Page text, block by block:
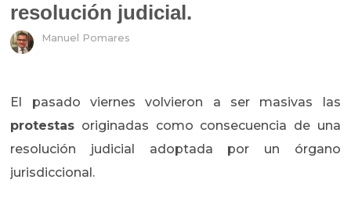
resolución judicial.
Manuel Pomares
El pasado viernes volvieron a ser masivas las
protestas originadas como consecuencia de una
resolución judicial adoptada por un órgano
jurisdiccional.